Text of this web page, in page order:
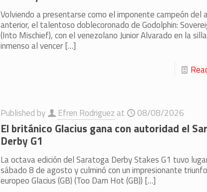
Volviendo a presentarse como el imponente campeón del
anterior, el talentoso doblecoronado de Godolphin:
(Into Mischief), con el venezolano Junior Alvarado en la
inmenso al vencer[…]
Published by Efren Rodriguez at 08/08/2026
El británico Glacius gana con autoridad el
Derby G1
La octava edición del Saratoga Derby Stakes G1 tuvo
sábado 8 de agosto y culminó con un impresionante
europeo Glacius (GB) (Too Darn Hot (GB)) […]